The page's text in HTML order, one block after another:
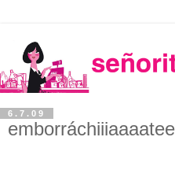
6.7.09